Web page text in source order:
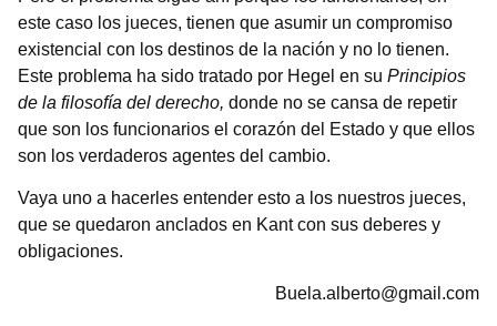
este caso los jueces, tienen que asumir un compromiso
existencial con los destinos de la nación y no lo tienen.
Este problema ha sido tratado por Hegel en su Principios
de la filosofía del derecho, donde no se cansa de repetir
que son los funcionarios el corazón del Estado y que ellos
son los verdaderos agentes del cambio.
Vaya uno a hacerles entender esto a los nuestros jueces,
que se quedaron anclados en Kant con sus deberes y
obligaciones.
Buela.alberto@gmail.com